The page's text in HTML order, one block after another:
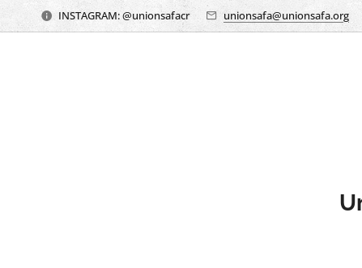
INSTAGRAM: @unionsafacr unionsafa@unionsafa.org